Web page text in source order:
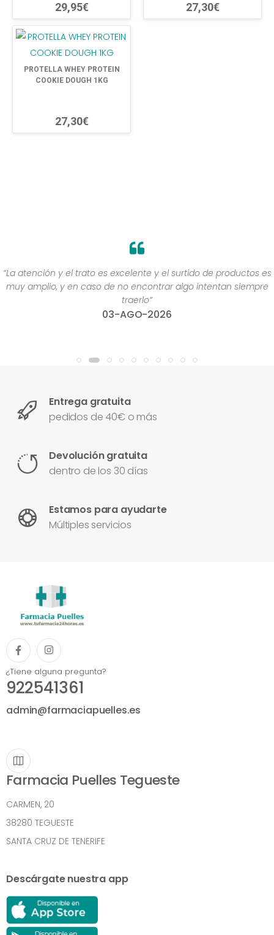
29,95€ 27,30€
PROTELLA WHEY PROTEIN
COOKIE DOUGH 1KG
27,30€
“La atención y el trato es excelente y el surtido de productos es
muy amplio, y en caso de no encontrar algo intentan siempre
traerlo”
03-AGO-2026
Entrega gratuita
pedidos de 40€ o más
Devolución gratuita
dentro de los 30 días
Estamos para ayudarte
Múltiples servicios
¿Tiene alguna pregunta?
922541361
admin@farmaciapuelles.es
Farmacia Puelles Tegueste
CARMEN, 20
38280 TEGUESTE
SANTA CRUZ DE TENERIFE
Descárgate nuestra app